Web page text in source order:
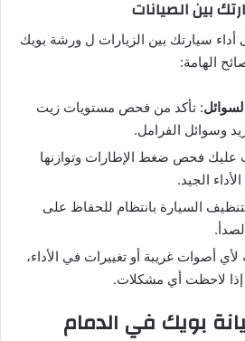
بين الصيانات
سيارتك بين الزيارات ل ورشة بويك
الهامة:
: تأكد من فحص مستويات زيت
وسوائل الفرامل.
عليك فحص ضغط الإطارات وتوازنها
الجيد.
السيارة بانتظام للحفاظ على
لأي أصوات غريبة أو تغييرات في الأداء،
إذا لاحظت أي مشكلات.
بويك في الدمام